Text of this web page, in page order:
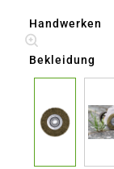
Handwerken
Bekleidung